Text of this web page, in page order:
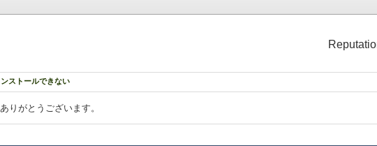
ストールできない
りがとうございます。